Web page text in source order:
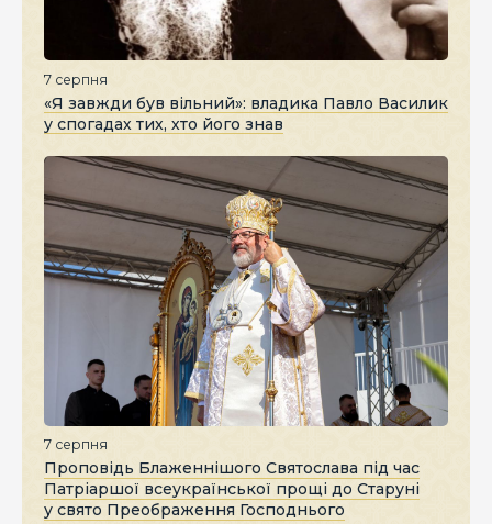
7 серпня
«Я завжди був вільний»: владика Павло Василик
у спогадах тих, хто його знав
7 серпня
Проповідь Блаженнішого Святослава під час
Патріаршої всеукраїнської прощі до Старуні
у свято Преображення Господнього